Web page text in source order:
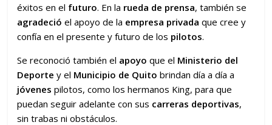
éxitos en el futuro. En la rueda de prensa, también se
agradeció el apoyo de la empresa privada que cree y
confía en el presente y futuro de los pilotos.
Se reconoció también el apoyo que el Ministerio del
Deporte y el Municipio de Quito brindan día a día a
jóvenes pilotos, como los hermanos King, para que
puedan seguir adelante con sus carreras deportivas,
sin trabas ni obstáculos.